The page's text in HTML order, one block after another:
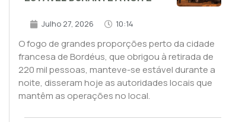
Julho 27, 2026 10:14
O fogo de grandes proporções perto da cidade
francesa de Bordéus, que obrigou à retirada de
220 mil pessoas, manteve-se estável durante a
noite, disseram hoje as autoridades locais que
mantêm as operações no local.